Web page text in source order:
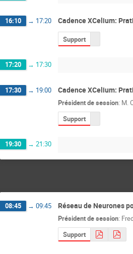
16:10 → 17:20 Cadence XCelium:
Support
17:20 → 17:30
17:30 → 19:00 Cadence XCelium:
Président de session: M.
Support
19:30 → 21:30
08:45 → 09:45 Réseau de Neurones
Président de session:
Support